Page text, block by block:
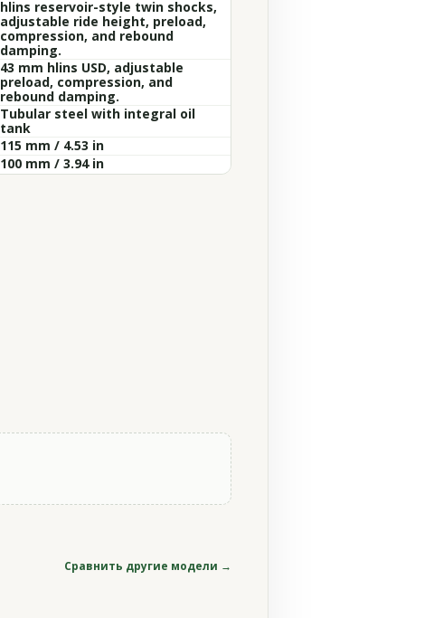
hlins reservoir-style twin shocks,
adjustable ride height, preload,
compression, and rebound
damping.
43 mm hlins USD, adjustable
preload, compression, and
rebound damping.
Tubular steel with integral oil
tank
115 mm / 4.53 in
100 mm / 3.94 in
Сравнить другие модели →